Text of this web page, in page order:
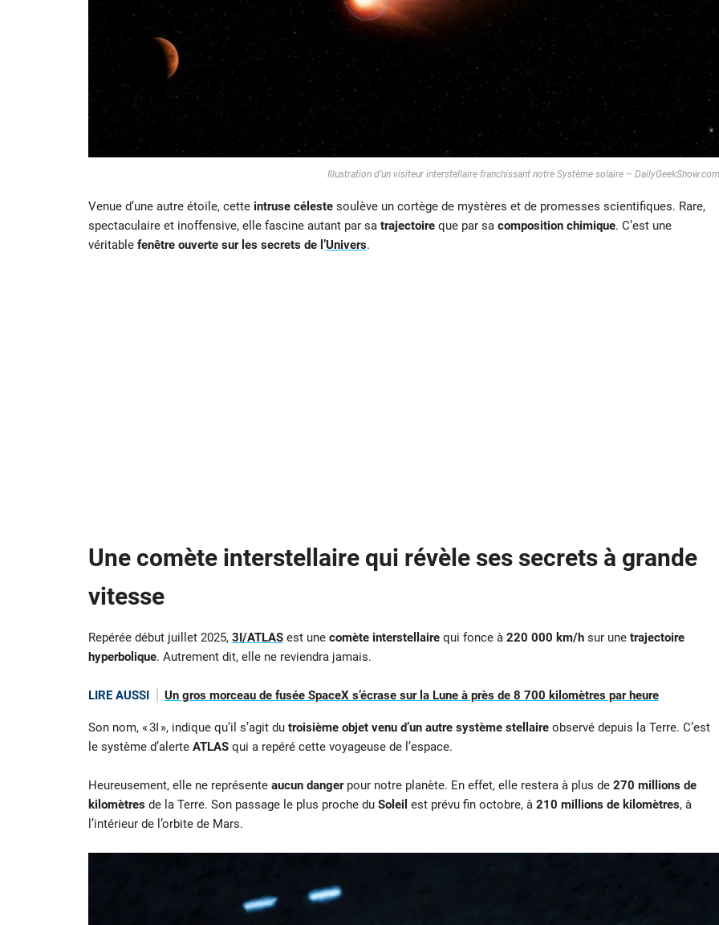
Illustration d’un visiteur interstellaire franchissant notre Système solaire – DailyGeekShow.com
Venue d’une autre étoile, cette intruse célestesoulève un cortège de mystères et de promesses scientifiques. Rare,
spectaculaire et inoffensive, elle fascine autant par sa trajectoireque par sa composition chimique. C’est une
véritable fenêtre ouverte sur les secrets de l’Univers.
Une comète interstellaire qui révèle ses secrets à grande
vitesse
Repérée début juillet 2025, 3I/ATLASest une comète interstellairequi fonce à 220 000 km/hsur une trajectoire
hyperbolique. Autrement dit, elle ne reviendra jamais.
LIRE AUSSI Un gros morceau de fusée SpaceX s’écrase sur la Lune à près de 8 700 kilomètres par heure
Son nom, « 3I », indique qu’il s’agit du troisième objet venu d’un autre système stellaireobservé depuis la Terre. C’est
le système d’alerte ATLASqui a repéré cette voyageuse de l’espace.
Heureusement, elle ne représente aucun dangerpour notre planète. En effet, elle restera à plus de 270 millions de
kilomètresde la Terre. Son passage le plus proche du Soleil est prévu fin octobre, à 210 millions de kilomètres, à
l’intérieur de l’orbite de Mars.